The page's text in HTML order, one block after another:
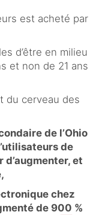
est acheté par
d’être en milieu
et non de 21 ans
du cerveau des
de l’Ohio
de
et
chez
de 900 %